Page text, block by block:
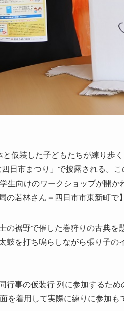
仮装した子どもたちが練り歩
日市まつり」で披露される。
生向けのワークショップが開
若林さん＝四日市市東新町で】
の裾野で催した巻狩りの古典を
鼓を打ち鳴らしながら張り子
行事の仮装行 列に参加するた
を着用して実際に練りに参加も